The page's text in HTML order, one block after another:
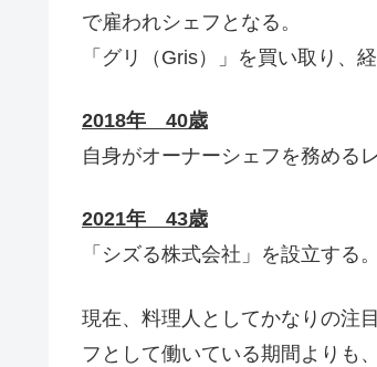
で雇われシェフとなる。
「グリ（Gris）」を買い取り、
2018年 40歳
自身がオーナーシェフを務める
2021年 43歳
「シズる株式会社」を設立する。
現在、料理人としてかなりの注
フとして働いている期間よりも